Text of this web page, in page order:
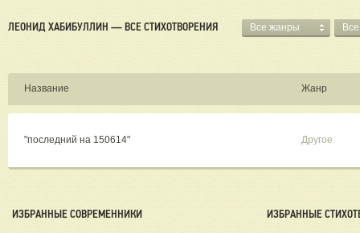
ЛЕОНИД ХАБИБУЛЛИН — ВСЕ СТИХОТВОРЕНИЯ Все жанры
Название Жанр
"последний на 150614" Другое
ИЗБРАННЫЕ СОВРЕМЕННИКИ ИЗБРАННЫЕ